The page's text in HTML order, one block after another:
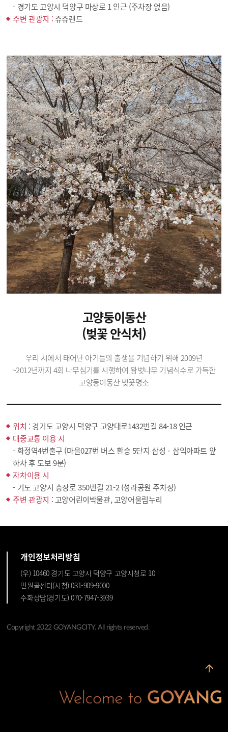
- 경기도 고양시 덕양구 마상로 1 인근 (주차장 없음)
주변 관광지 :쥬쥬랜드
고양둥이동산
(벚꽃 안식처)
우리 시에서 태어난 아기들의 출생을 기념하기 위해 2009년
~2012년까지 4회 나무심기를 시행하여 왕벚나무 기념식수로 가득한
고양둥이동산 벚꽃명소
위치 : 경기도 고양시 덕양구 고양대로1432번길 84-18 인근
대중교통 이용 시
- 화정역4번출구 (마을027번 버스 환승 5단지 삼성ㆍ삼익아파트 앞
하차 후 도보 9분)
자차이용 시
- 기도 고양시 충장로 350번길 21-2 (성라공원 주차장)
주변 관광지 :고양어린이박물관, 고양어울림누리
개인정보처리방침
(우) 10460 경기도 고양시 덕양구 고양시청로 10
민원콜센터(시청) 031-909-9000
수화상담(경기도) 070-7947-3939
Copyright 2022 GOYANGCITY. All rights reserved.